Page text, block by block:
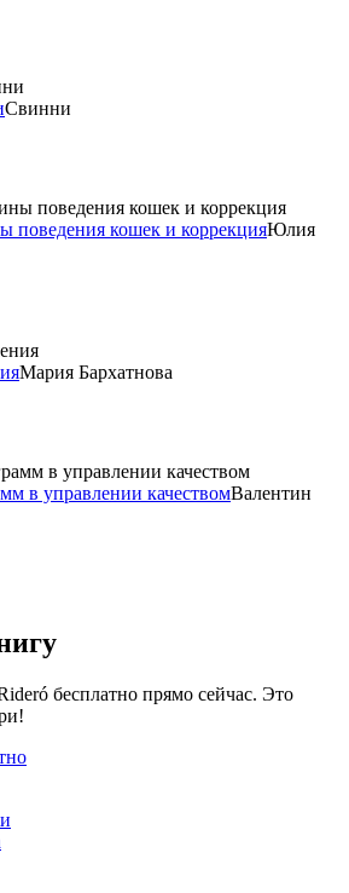
Свинни
поведения кошек и коррекцияЮлия
Мария Бархатнова
в управлении качествомВалентин
бесплатно прямо сейчас. Это